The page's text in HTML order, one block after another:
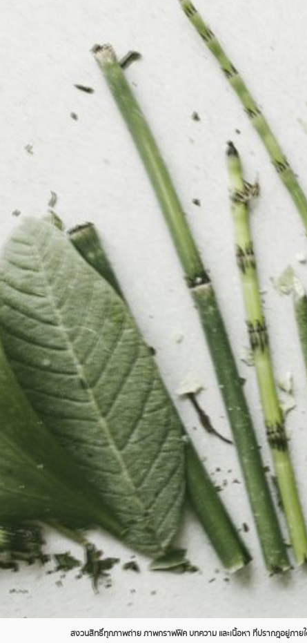
สงวนสิทธิ์ทุกภาพถ่าย ภาพกราฟฟิค บทความ และเนื้อหา ที่ปรากฎอยู่ภาย